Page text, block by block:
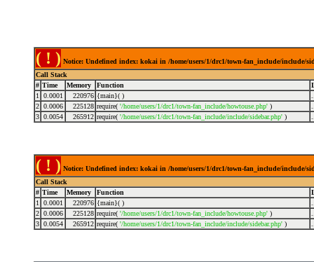
( ! ) Notice: Undefined index: kokai in /home/users/1/drc1/town-fan_include/include/
Call Stack
# Time Memory Function
1
0.0001 220976 {main}( )
2 0.0006 225128 require( '/home/users/1/drc1/town-fan_include/howtouse.php' )
3 0.0054 265912 require( '/home/users/1/drc1/town-fan_include/include/sidebar.php' )
( ! ) Notice: Undefined index: kokai in /home/users/1/drc1/town-fan_include/include/
Call Stack
# Time Memory Function
1
0.0001 220976 {main}( )
2 0.0006 225128 require( '/home/users/1/drc1/town-fan_include/howtouse.php' )
3 0.0054 265912 require( '/home/users/1/drc1/town-fan_include/include/sidebar.php' )